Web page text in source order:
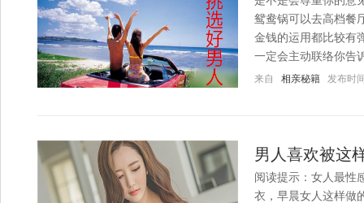
鸳鸯锅可以去高档餐
金钱的运用都比较有
一定会主动联络你告
来自 相亲秘籍 发布时
男人喜欢被这
阅读提示：女人最性
衣，早晨女人这样做